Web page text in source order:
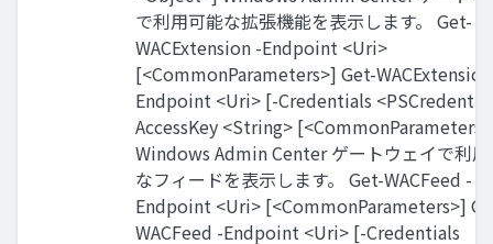
で利用可能な拡張機能を表示します。 Get-
WACExtension -Endpoint <Uri>
[<CommonParameters>] Get-
Endpoint <Uri> [-Credentials
AccessKey <String>
Windows Admin Center ゲートウェイで利
なフィードを表示します。 Get-WACFeed -
Endpoint <Uri> [<CommonParameters>]
WACFeed -Endpoint <Uri> [-Credentials